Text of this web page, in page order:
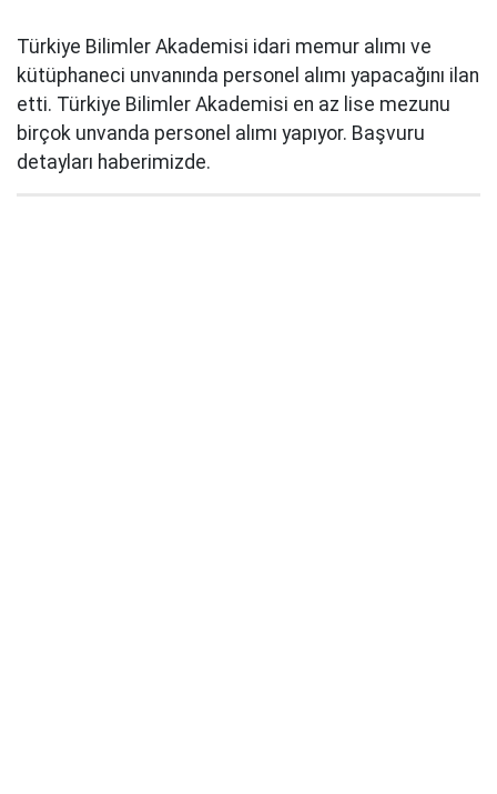
Türkiye Bilimler Akademisi idari memur alımı ve
kütüphaneci unvanında personel alımı yapacağını ilan
etti. Türkiye Bilimler Akademisi en az lise mezunu
birçok unvanda personel alımı yapıyor. Başvuru
detayları haberimizde.